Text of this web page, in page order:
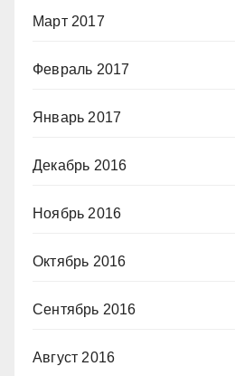
Март 2017
Февраль 2017
Январь 2017
Декабрь 2016
Ноябрь 2016
Октябрь 2016
Сентябрь 2016
Август 2016